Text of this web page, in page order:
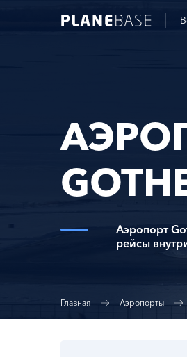
Аэропорт
рейсы
Главная Аэропорты